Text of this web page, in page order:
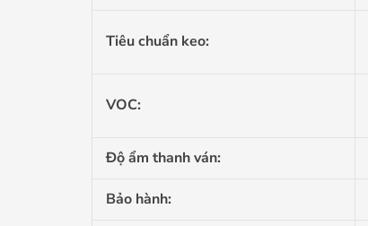
Tiêu chuẩn keo:
VOC:
Độ ẩm thanh ván:
Bảo hành: